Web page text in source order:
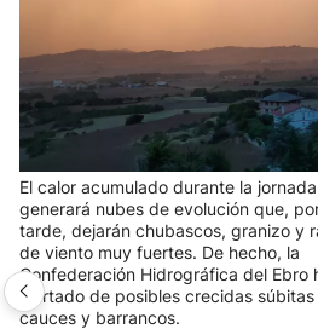
Las tormentas ponen bajo
naranja a casi toda
aviso amarillo al resto de
El calor acumulado durante la jornada
generará nubes de evolución que,
tarde, dejarán chubascos, granizo y
de viento muy fuertes. De hecho, la
Confederación Hidrográfica del Ebro
alertado de posibles crecidas súbitas
cauces y barrancos.